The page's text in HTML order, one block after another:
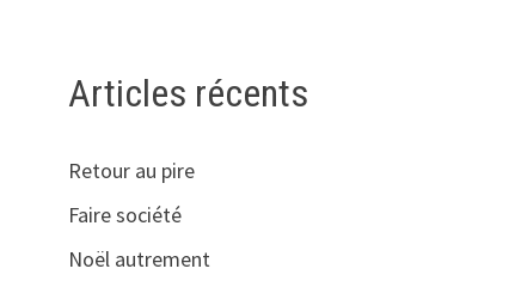
Articles récents
Retour au pire
Faire société
Noël autrement